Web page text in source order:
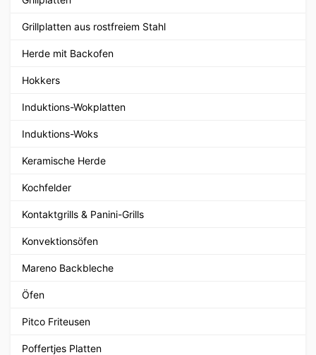
Grillplatten aus rostfreiem Stahl
Herde mit Backofen
Hokkers
Induktions-Wokplatten
Induktions-Woks
Keramische Herde
Kochfelder
Kontaktgrills & Panini-Grills
Konvektionsöfen
Mareno Backbleche
Öfen
Pitco Friteusen
Poffertjes Platten